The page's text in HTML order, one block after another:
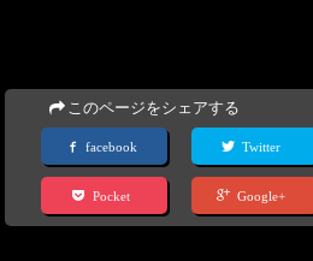
このページをシェアする
facebook Twitter
Pocket Google+